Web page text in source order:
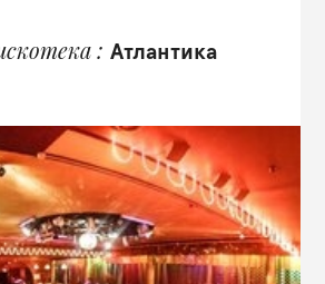
Атлантика